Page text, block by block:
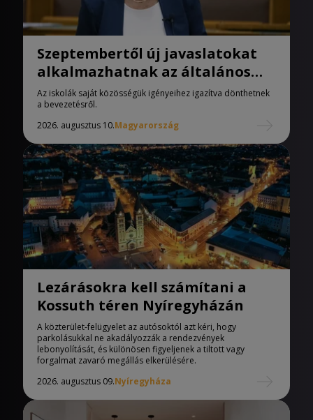
Szeptembertől új javaslatokat
alkalmazhatnak az általános
iskolák
Az iskolák saját közösségük igényeihez igazítva dönthetnek
a bevezetésről.
2026. augusztus 10.Magyarország
Lezárásokra kell számítani a
Kossuth téren Nyíregyházán
A közterület-felügyelet az autósoktól azt kéri, hogy
parkolásukkal ne akadályozzák a rendezvények
lebonyolítását, és különösen figyeljenek a tiltott vagy
forgalmat zavaró megállás elkerülésére.
2026. augusztus 09.Nyíregyháza